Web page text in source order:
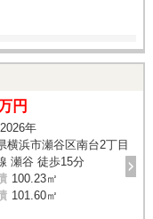
円
年
横浜市瀬谷区南台2丁目
瀬谷 徒歩15分
100.23㎡
101.60㎡